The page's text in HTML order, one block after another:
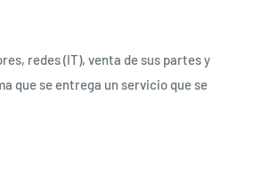
redes (IT), venta de sus partes y
que se entrega un servicio que se